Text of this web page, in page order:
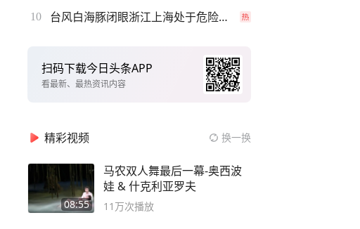
10 台风白海豚闭眼浙江上海处于危险半圆
扫码下载今日头条APP
看最新、最热资讯内容
精彩视频 换一换
08:55
马农双人舞最后一幕-奥西波
娃 & 什克利亚罗夫
11万次播放